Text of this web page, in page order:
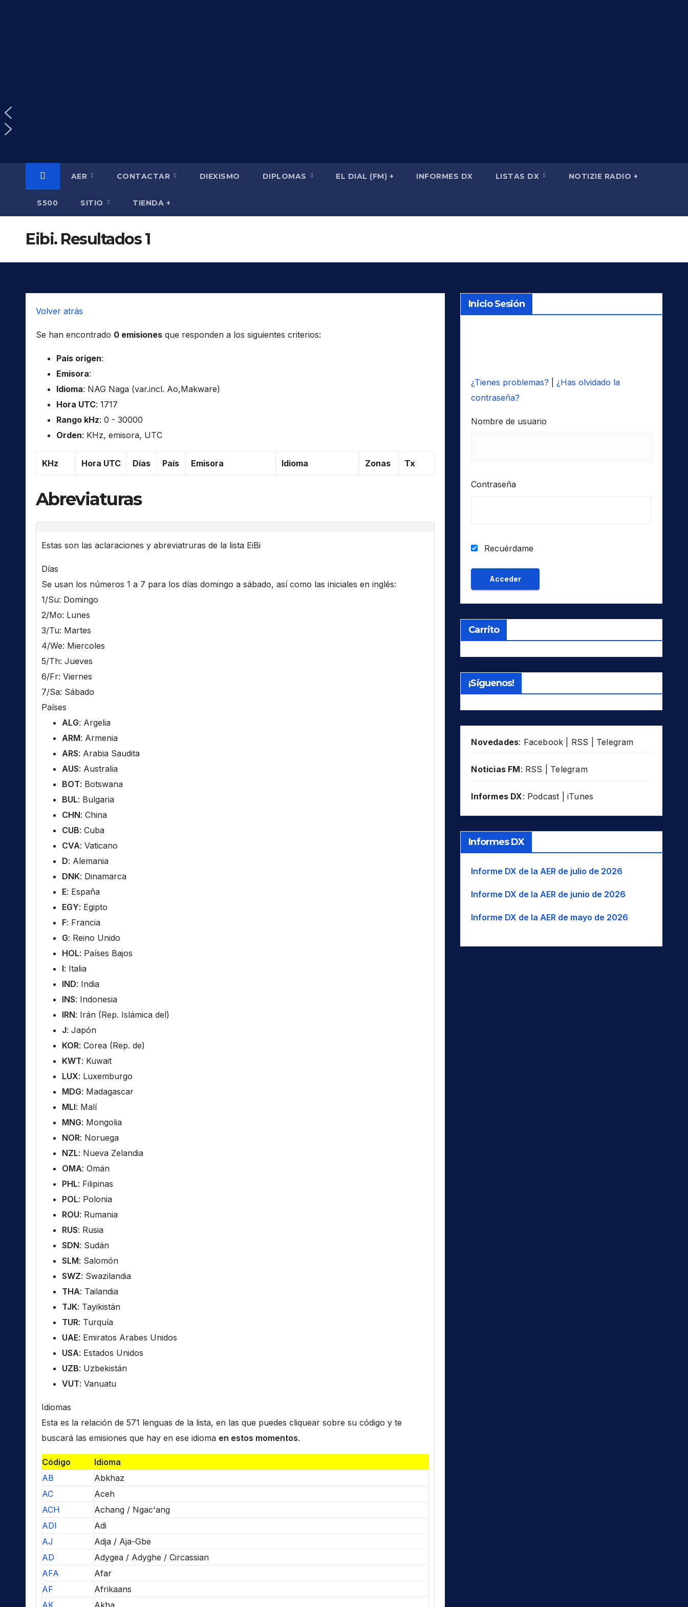
AER CONTACTAR DIEXISMO DIPLOMAS EL DIAL (FM) + INFORMES DX LISTAS DX NOTIZIE RADIO +
S500 SITIO TIENDA +
Eibi. Resultados 1
Volver atrás
Se han encontrado 0 emisiones que responden a los siguientes criterios:
País origen:
Emisora:
Idioma: NAG Naga (var.incl. Ao,Makware)
Hora UTC: 1717
Rango kHz: 0 - 30000
Orden: KHz, emisora, UTC
KHz Hora UTC Días País Emisora Idioma Zonas Tx
Abreviaturas
Estas son las aclaraciones y abreviatruras de la lista EiBi
Días
Se usan los números 1 a 7 para los días domingo a sábado, así como las iniciales en inglés:
1/Su: Domingo
2/Mo: Lunes
3/Tu: Martes
4/We: Miercoles
5/Th: Jueves
6/Fr: Viernes
7/Sa: Sábado
Países
ALG: Argelia
ARM: Armenia
ARS: Arabia Saudita
AUS: Australia
BOT: Botswana
BUL: Bulgaria
CHN: China
CUB: Cuba
CVA: Vaticano
D: Alemania
DNK: Dinamarca
E: España
EGY: Egipto
F: Francia
G: Reino Unido
HOL: Países Bajos
I: Italia
IND: India
INS: Indonesia
IRN: Irán (Rep. Islámica del)
J: Japón
KOR: Corea (Rep. de)
KWT: Kuwait
LUX: Luxemburgo
MDG: Madagascar
MLI: Malí
MNG: Mongolia
NOR: Noruega
NZL: Nueva Zelandia
OMA: Omán
PHL: Filipinas
POL: Polonia
ROU: Rumania
RUS: Rusia
SDN: Sudán
SLM: Salomón
SWZ: Swazilandia
THA: Tailandia
TJK: Tayikistán
TUR: Turquía
UAE: Emiratos Arabes Unidos
USA: Estados Unidos
UZB: Uzbekistán
VUT: Vanuatu
Idiomas
Esta es la relación de 571 lenguas de la lista, en las que puedes cliquear sobre su código y te
buscará las emisiones que hay en ese idioma en estos momentos.
Código
Idioma
AB
Abkhaz
AC
Aceh
ACH
Achang / Ngac'ang
ADI
Adi
AJ
Adja / Aja-Gbe
AD
Adygea / Adyghe / Circassian
AFA
Afar
AF
Afrikaans
Inicio Sesión
¿Tienes problemas?
¿Has olvidado la
contraseña?
Nombre de usuario
Contraseña
Recuérdame
Carrito
¡Síguenos!
Novedades: Facebook RSS Telegram
Noticias FM: RSS Telegram
Informes DX: Podcast iTunes
Informes DX
Informe DX de la AER de julio de 2026
Informe DX de la AER de junio de 2026
Informe DX de la AER de mayo de 2026